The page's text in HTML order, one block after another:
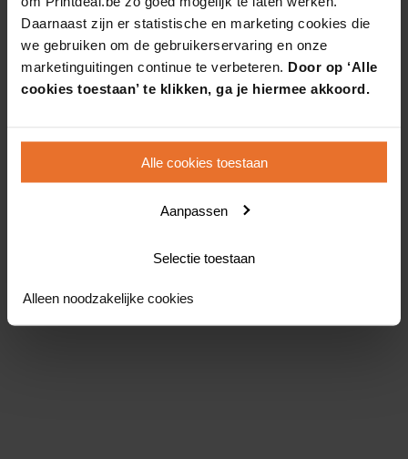
Daarnaast zijn er statistische en marketing cookies die
we gebruiken om de gebruikerservaring en onze
marketinguitingen continue te verbeteren. Door op ‘Alle
cookies toestaan’ te klikken, ga je hiermee akkoord.
Alle cookies toestaan
Aanpassen
Selectie toestaan
Alleen noodzakelijke cookies